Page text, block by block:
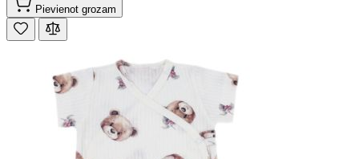
Pievienot grozam